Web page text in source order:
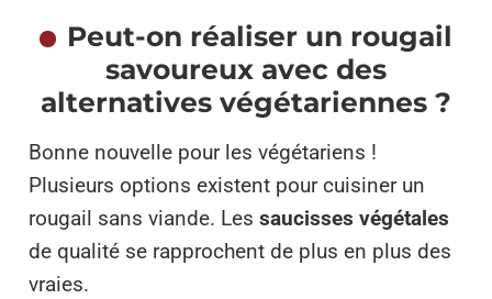
Peut-on réaliser un rougail
savoureux avec des
alternatives végétariennes ?
Bonne nouvelle pour les végétariens !
Plusieurs options existent pour cuisiner un
rougail sans viande. Les saucisses végétales
de qualité se rapprochent de plus en plus des
vraies.